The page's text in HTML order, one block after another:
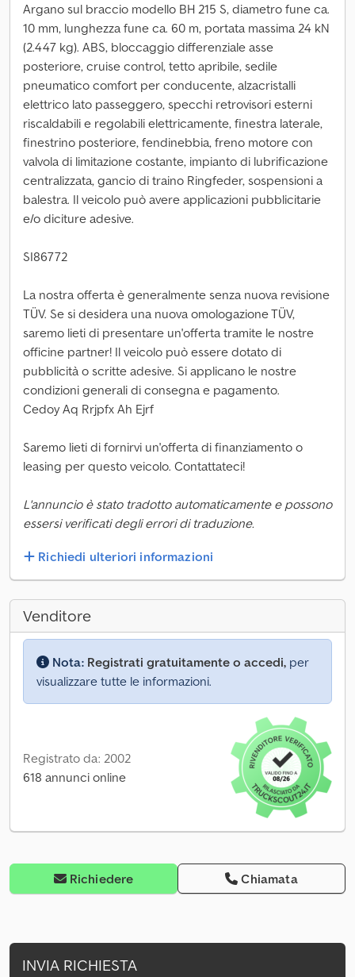
Argano sul braccio modello BH 215 S, diametro fune ca.
10 mm, lunghezza fune ca. 60 m, portata massima 24 kN
(2.447 kg). ABS, bloccaggio differenziale asse
posteriore, cruise control, tetto apribile, sedile
pneumatico comfort per conducente, alzacristalli
elettrico lato passeggero, specchi retrovisori esterni
riscaldabili e regolabili elettricamente, finestra laterale,
finestrino posteriore, fendinebbia, freno motore con
valvola di limitazione costante, impianto di lubrificazione
centralizzata, gancio di traino Ringfeder, sospensioni a
balestra. Il veicolo può avere applicazioni pubblicitarie
e/o diciture adesive.
SI86772
La nostra offerta è generalmente senza nuova revisione
TÜV. Se si desidera una nuova omologazione TÜV,
saremo lieti di presentare un'offerta tramite le nostre
officine partner! Il veicolo può essere dotato di
pubblicità o scritte adesive. Si applicano le nostre
condizioni generali di consegna e pagamento.
Cedoy Aq Rrjpfx Ah Ejrf
Saremo lieti di fornirvi un'offerta di finanziamento o
leasing per questo veicolo. Contattateci!
L'annuncio è stato tradotto automaticamente e possono
essersi verificati degli errori di traduzione.
Richiedi ulteriori informazioni
Venditore
Nota: Registrati gratuitamente o accedi, per
visualizzare tutte le informazioni.
Registrato da: 2002
618 annunci online
Richiedere Chiamata
INVIA RICHIESTA